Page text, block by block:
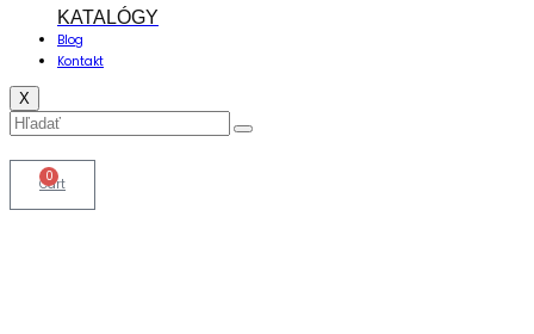
KATALÓGY
Blog
Kontakt
X
0
Cart